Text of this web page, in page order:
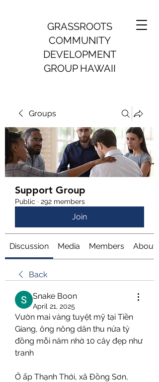
GRASSROOTS
COMMUNITY
DEVELOPMENT
GROUP HAWAII
Groups
Support Group
Public · 292 members
Join
Discussion Media Members About
Back
Snake Boon
April 21, 2025
Vườn mai vàng tuyệt mỹ tại Tiền
Giang, ông nông dân thu nửa tỷ
đồng mỗi năm nhờ 10 cây đẹp như
tranh
Ở ấp Thạnh Thới, xã Đồng Sơn,